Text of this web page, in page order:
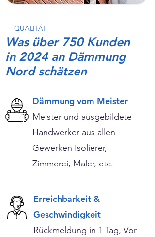
— QUALITÄT
Was über 750 Kunden
in 2024 an Dämmung
Nord schätzen
Dämmung vom Meister
Meister und ausgebildete
Handwerker aus allen
Gewerken Isolierer,
Zimmerei, Maler, etc.
Erreichbarkeit &
Geschwindigkeit
Rückmeldung in 1 Tag, Vor-